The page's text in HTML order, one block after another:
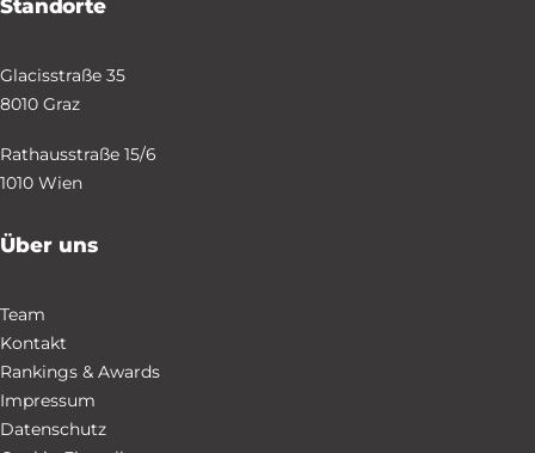
Standorte
Glacisstraße 35
8010 Graz
Rathausstraße 15/6
1010 Wien
Über uns
Team
Kontakt
Rankings & Awards
Impressum
Datenschutz